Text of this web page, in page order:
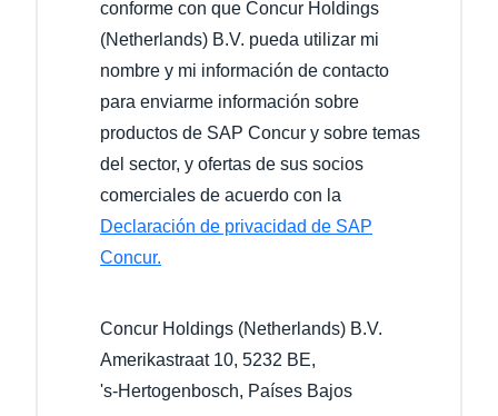
conforme con que Concur Holdings
(Netherlands) B.V. pueda utilizar mi
nombre y mi información de contacto
para enviarme información sobre
productos de SAP Concur y sobre temas
del sector, y ofertas de sus socios
comerciales de acuerdo con la
Declaración de privacidad de SAP
Concur.
Concur Holdings (Netherlands) B.V.
Amerikastraat 10, 5232 BE,
's-Hertogenbosch, Países Bajos